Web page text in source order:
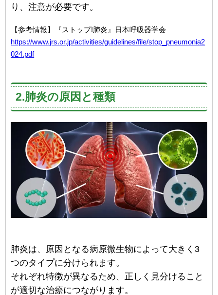
り、注意が必要です。
【参考情報】『ストップ!肺炎』日本呼吸器学会
https://www.jrs.or.jp/activities/guidelines/file/stop_pneumonia2
024.pdf
2.肺炎の原因と種類
肺炎は、原因となる病原微生物によって大きく3
つのタイプに分けられます。
それぞれ特徴が異なるため、正しく見分けること
が適切な治療につながります。